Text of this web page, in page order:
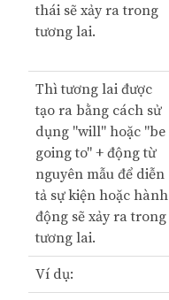
thái sẽ xảy ra trong
tương lai.
Thì tương lai được
tạo ra bằng cách sử
dụng "will" hoặc "be
going to" + động từ
nguyên mẫu để diễn
tả sự kiện hoặc hành
động sẽ xảy ra trong
tương lai.
Ví dụ: